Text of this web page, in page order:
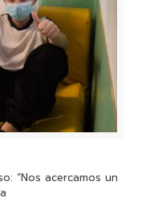
“Nos acercamos un